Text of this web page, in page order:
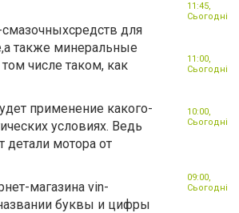
для
также минеральные
числе таком, как
применение какого-
условиях. Ведь
мотора от
магазина vin-
буквы и цифры
11:45,
Сьогодні
11:00,
Сьогодні
10:00,
Сьогодні
09:00,
Сьогодні